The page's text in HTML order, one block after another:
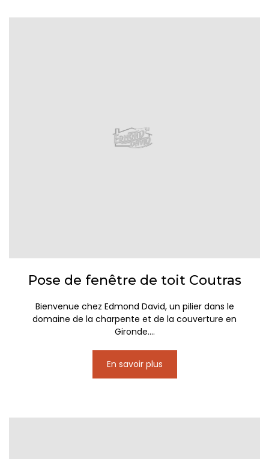
Pose de fenêtre de toit Coutras
Bienvenue chez Edmond David, un pilier dans le
domaine de la charpente et de la couverture en
Gironde....
En savoir plus